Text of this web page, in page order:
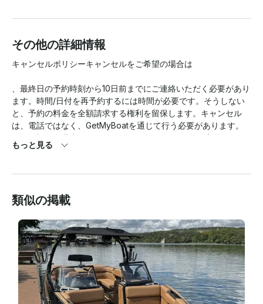
その他の詳細情報
キャンセルポリシーキャンセルをご希望の場合は
、最終日の予約時刻から10日前までにご連絡いただく必要があり
ます。時間/日付を再予約するには時間が必要です。そうしない
と、予約の料金を全額請求する権利を留保します。キャンセル
は、電話ではなく、GetMyBoatを通じて行う必要があります。
休日、祝日、週末のキャンセルはできません。キャプションはあ
りません。慎重に計画してください。
嘔吐物や食べ物がボートにすりつぶされたことによる損傷や極端
承認されますが、破損が発生しない限り、カードへの請求は一切
チャーター終了時に、現金または Venmo で船長に 20% のチッ
プが義務付けられています。当社は、お客様が船長にチップを忘
れたり、チップを渡さなかったりした場合に、セキュリティデポ
ジットを請求する権利を留保します。
休日や休日の週末のキャンセルはできません。例外はありませ
もっと見る
類似の掲載